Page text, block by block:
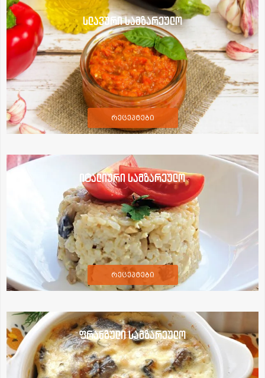
სლავური სამზარეულო
რეცეპტები
იტალიური სამზარეულო
რეცეპტები
ფრანგული სამზარეულო